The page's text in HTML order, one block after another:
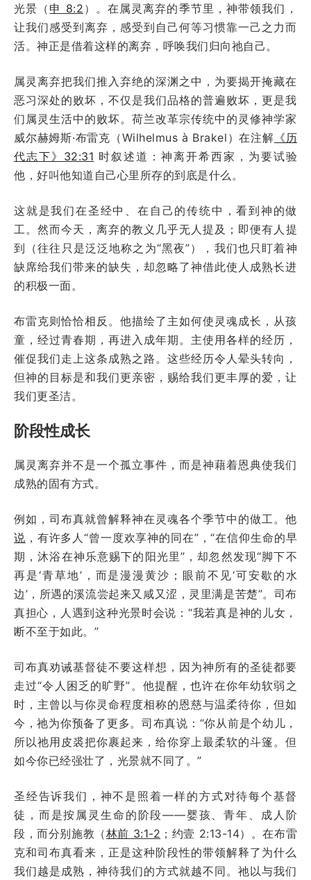
光景（ 申 8:2 ）。在属灵离弃的季节里，神带领我们，
让我们感受到离弃，感受到自己何等习惯靠一己之力而
活。神正是借着这样的离弃，呼唤我们归向祂自己。
属灵离弃把我们推入弃绝的深渊之中，为要揭开掩藏在
恶习深处的败坏，不仅是我们品格的普遍败坏，更是我
们属灵生活中的败坏。荷兰改革宗传统中的灵修神学家
威尔赫姆斯·布雷克（Wilhelmus à Brakel）在注解 《历
代志下》32:31 时叙述道：神离开希西家，为要试验
他，好叫他知道自己心里所存的到底是什么。
这就是我们在圣经中、在自己的传统中，看到神的做
工。然而今天，离弃的教义几乎无人提及；即便有人提
到（往往只是泛泛地称之为“黑夜”），我们也只盯着神
缺席给我们带来的缺失，却忽略了神借此使人成熟长进
的积极一面。
布雷克则恰恰相反。他描绘了主如何使灵魂成长，从孩
童，经过青春期，再进入成年期。主使用各样的经历，
催促我们走上这条成熟之路。这些经历令人晕头转向，
但神的目标是和我们更亲密，赐给我们更丰厚的爱，让
我们更圣洁。
阶段性成长
属灵离弃并不是一个孤立事件，而是神藉着恩典使我们
成熟的固有方式。
例如，司布真就曾解释神在灵魂各个季节中的做工。他
说 ，有许多人“曾一度欢享神的同在”，“在信仰生命的早
期，沐浴在神乐意赐下的阳光里”，却忽然发现“脚下不
再是‘青草地’，而是漫漫黄沙；眼前不见‘可安歇的水
边’，所遇的溪流尝起来又咸又涩，灵里满是苦楚”。司布
真担心，人遇到这种光景时会说：“我若真是神的儿女，
断不至于如此。”
司布真劝诫基督徒不要这样想，因为神所有的圣徒都要
走过“令人困乏的旷野”。他提醒，也许在你年幼软弱之
时，主曾以与你灵命程度相称的恩慈与温柔待你，但如
今，祂为你预备了更多。司布真说：“你从前是个幼儿，
所以祂用皮裘把你裹起来，给你穿上最柔软的斗篷。但
如今你已经强壮了，光景就不同了。”
圣经告诉我们，神不是照着一样的方式对待每个基督
徒，而是按属灵生命的阶段——婴孩、青年、成人阶
段，而分别施教（林前 3:1-2 ；约壹 2:13-14）。在布雷
克和司布真看来，正是这种阶段性的带领解释了为什么
我们越是成熟，神待我们的方式就越不同。祂以与我们